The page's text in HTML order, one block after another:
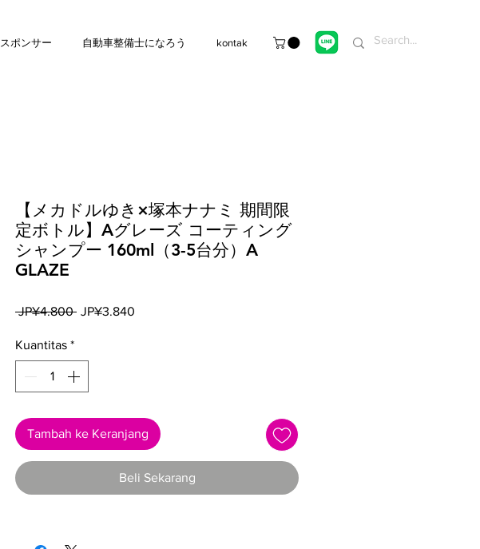
スポンサー 自動車整備士になろう kontak
【メカドルゆき×塚本ナナミ 期間限
定ボトル】Aグレーズ コーティング
シャンプー 160ml（3-5台分）A
GLAZE
JP¥4.800 Harga
JP¥3.840
Kuantitas *
Tambah ke Keranjang
Beli Sekarang